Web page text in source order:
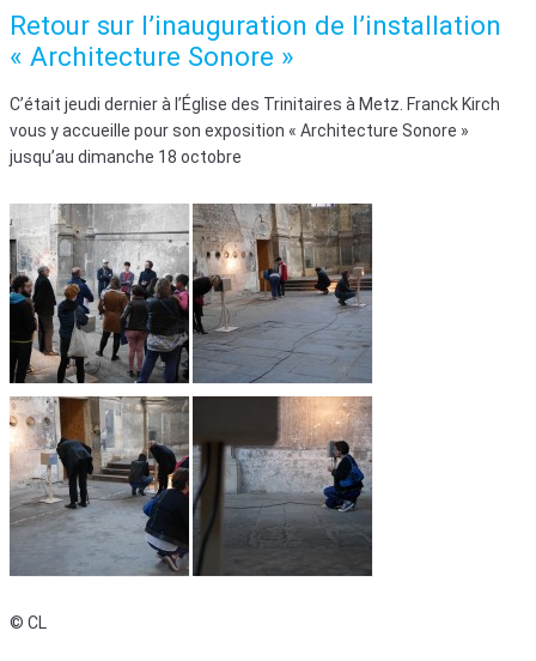
Retour sur l’inauguration de l’installation
« Architecture Sonore »
C’était jeudi dernier à l’Église des Trinitaires à Metz. Franck Kirch
vous y accueille pour son exposition « Architecture Sonore »
jusqu’au dimanche 18 octobre
© CL